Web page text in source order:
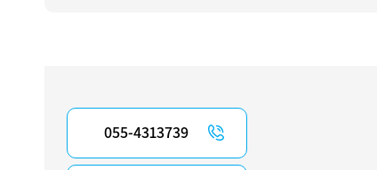
055-4313739